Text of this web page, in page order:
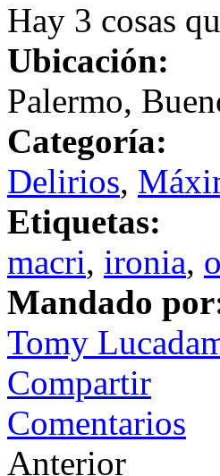
Hay 3 cosas
Ubicación:
Palermo,
Categoría:
Delirios,
Etiquetas:
macri, ironia,
Mandado
Tomy
Compartir
Comentarios
Anterior